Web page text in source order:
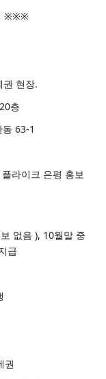
※※※
권 현장.
층
63-1
라이크 은평 홍보
없음 ), 10월말 중
급
권